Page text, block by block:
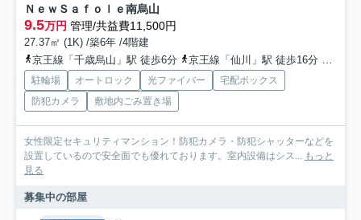
ＮｅｗＳａｆｏｌｅ南烏山
9.5万円 管理/共益費11,500円
27.37㎡ (1K) /築6年 /4階建
京王線「千歳烏山」駅 徒歩6分
京王線「仙川」駅 徒歩16分 京王
駐輪場 オートロック 光ファイバー
宅配ボックス
防犯カメラ
敷地内ごみ置き場
女性限定セキュリティマンション！防犯カメラ・防犯シャッターなどを
設置しているので安全面でも優れております。室内設備はシス... もっと
見る
募集中の部屋